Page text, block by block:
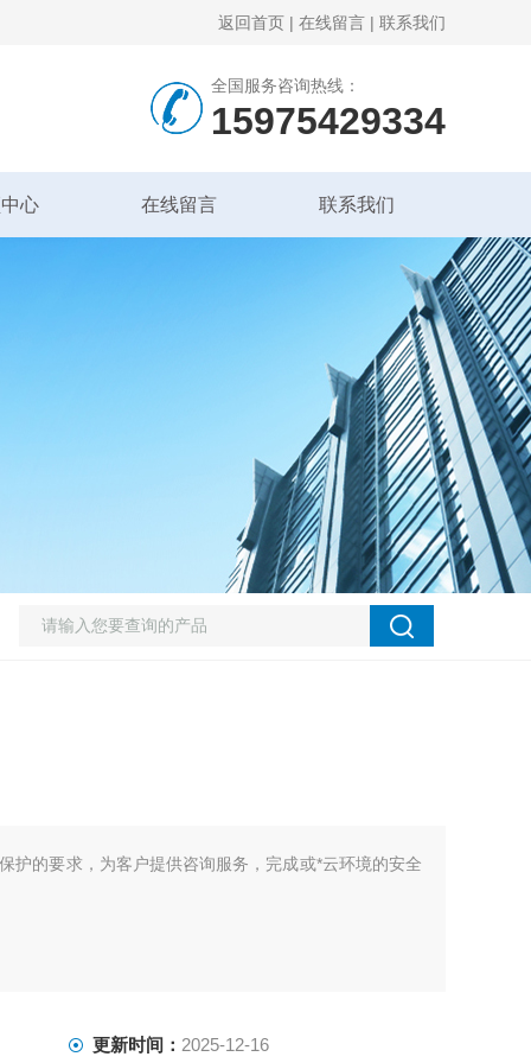
返回首页 | 在线留言 | 联系我们
全国服务咨询热线：
15975429334
心 在线留言 联系我们
护的要求，为客户提供咨询服务，完成或*云环境的安全
更新时间： 2025-12-16